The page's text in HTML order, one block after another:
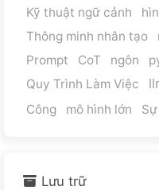
Kỹ thuật ngữ cảnh
Thông minh nhân tạo
Prompt CoT ngôn
Quy Trình Làm Việc
Công
mô hình lớn Sự
Lưu trữ